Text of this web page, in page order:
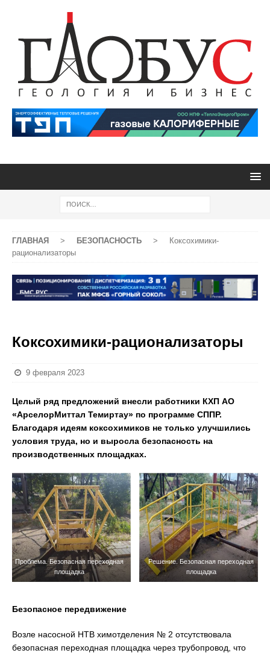
ГЛАВНАЯ > БЕЗОПАСНОСТЬ >
Коксохимики-
рационализаторы
Коксохимики-рационализаторы
9 февраля 2023
Целый ряд предложений внесли работники КХП АО
«АрселорМиттал Темиртау» по программе СППР.
Благодаря идеям коксохимиков не только улучшились
условия труда, но и выросла безопасность на
производственных площадках.
Проблема. Безопасная переходная
площадка
Решение. Безопасная переходная
площадка
Безопасное передвижение
Возле насосной НТВ химотделения № 2 отсутствовала
безопасная переходная площадка через трубопровод, что